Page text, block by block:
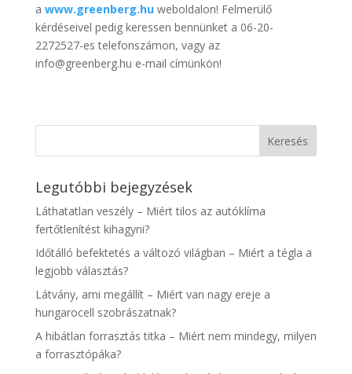
a www.greenberg.huweboldalon! Felmerülő
kérdéseivel pedig keressen bennünket a 06-20-
2272527-es telefonszámon, vagy az
info@greenberg.hu e-mail címünkön!
Legutóbbi bejegyzések
Láthatatlan veszély – Miért tilos az autóklíma
fertőtlenítést kihagyni?
Időtálló befektetés a változó világban – Miért a tégla a
legjobb választás?
Látvány, ami megállít – Miért van nagy ereje a
hungarocell szobrászatnak?
A hibátlan forrasztás titka – Miért nem mindegy, milyen
a forrasztópáka?